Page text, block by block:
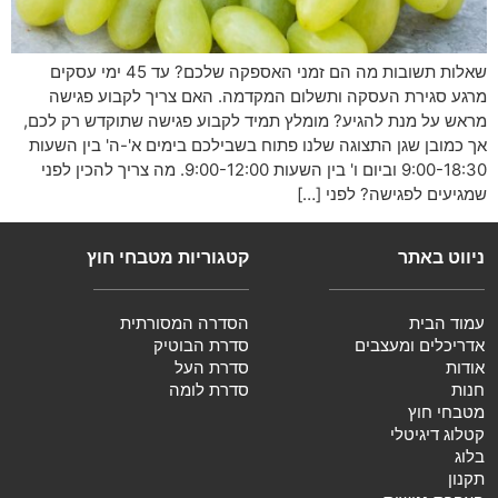
שאלות תשובות מה הם זמני האספקה שלכם? עד 45 ימי עסקים
מרגע סגירת העסקה ותשלום המקדמה. האם צריך לקבוע פגישה
מראש על מנת להגיע? מומלץ תמיד לקבוע פגישה שתוקדש רק לכם,
אך כמובן שגן התצוגה שלנו פתוח בשבילכם בימים א'-ה' בין השעות
9:00-18:30 וביום ו' בין השעות 9:00-12:00. מה צריך להכין לפני
שמגיעים לפגישה? לפני […]
ניווט באתר
עמוד הבית
אדריכלים ומעצבים
אודות
חנות
מטבחי חוץ
קטלוג דיגיטלי
בלוג
תקנון
קטגוריות מטבחי חוץ
הסדרה המסורתית
סדרת הבוטיק
סדרת העל
סדרת לומה